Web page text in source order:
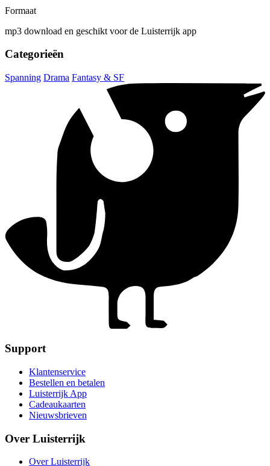
Formaat
mp3 download en geschikt voor de Luisterrijk app
Categorieën
Spanning Drama Fantasy & SF
Support
Klantenservice
Bestellen en betalen
Luisterrijk App
Cadeaukaarten
Nieuwsbrieven
Over Luisterrijk
Over Luisterrijk